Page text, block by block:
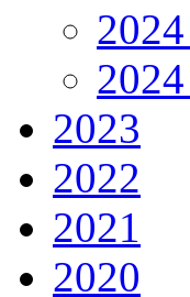
2023
2022
2021
2020